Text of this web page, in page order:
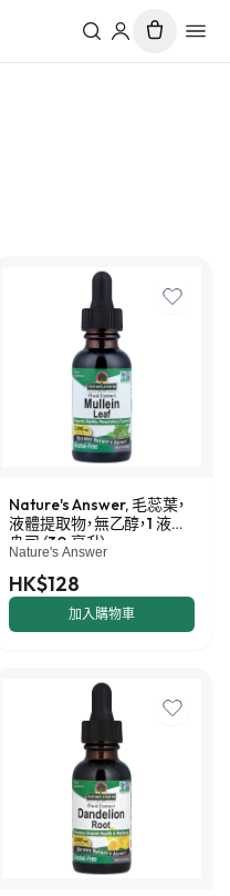
Nature's Answer, 毛蕊葉，
液體提取物，無乙醇，1 液量
盎司（30 毫升）
Nature's Answer
HK$128
加入購物車